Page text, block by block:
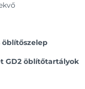
öblítőszelep
GD2 öblítőtartályok